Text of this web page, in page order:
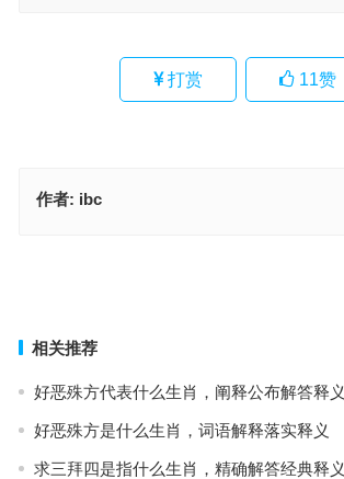
打赏 11赞
作者: ibc
相关推荐
好恶殊方代表什么生肖，阐释公布解答释义
好恶殊方是什么生肖，词语解释落实释义
求三拜四是指什么生肖，精确解答经典释义